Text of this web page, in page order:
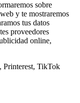
sobre
y te mostraremos
tus datos
proveedores
online,
TikTok